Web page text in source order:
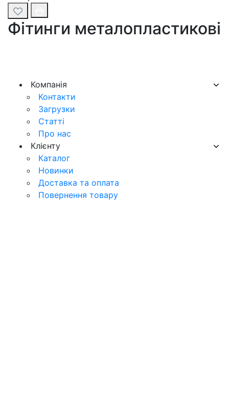
Фітинги металопластикові
Компанія
Контакти
Загрузки
Статті
Про нас
Клієнту
Каталог
Новинки
Доставка та оплата
Повернення товару